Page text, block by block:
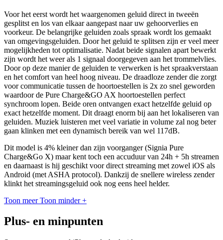
Voor het eerst wordt het waargenomen geluid direct in tweeën
gesplitst en los van elkaar aangepast naar uw gehoorverlies en
voorkeur. De belangrijke geluiden zoals spraak wordt los gemaakt
van omgevingsgeluiden. Door het geluid te splitsen zijn er veel meer
mogelijkheden tot optimalisatie. Nadat beide signalen apart bewerkt
zijn wordt het weer als 1 signaal doorgegeven aan het trommelvlies.
Door op deze manier de geluiden te verwerken is het spraakverstaan
en het comfort van heel hoog niveau. De draadloze zender die zorgt
voor communicatie tussen de hoortoestellen is 2x zo snel geworden
waardoor de Pure Charge&GO AX hoortoestellen perfect
synchroom lopen. Beide oren ontvangen exact hetzelfde geluid op
exact hetzelfde moment. Dit draagt enorm bij aan het lokaliseren van
geluiden. Muziek luisteren met veel variatie in volume zal nog beter
gaan klinken met een dynamisch bereik van wel 117dB.
Dit model is 4% kleiner dan zijn voorganger (Signia Pure
Charge&Go X) maar kent toch een accuduur van 24h + 5h streamen
en daarnaast is hij geschikt voor direct streaming met zowel iOS als
Android (met ASHA protocol). Dankzij de snellere wireless zender
klinkt het streamingsgeluid ook nog eens heel helder.
Toon meer Toon minder +
Plus- en minpunten